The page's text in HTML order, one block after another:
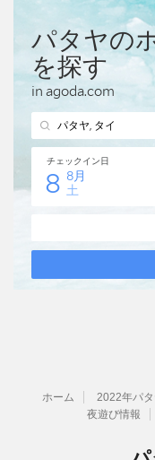
ホーム 2022年パ
夜遊び情報